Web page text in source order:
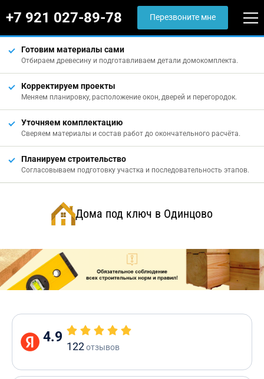
+7 921 027-89-78 Перезвоните мне
Готовим материалы сами
Отбираем древесину и подготавливаем детали домокомплекта.
Корректируем проекты
Меняем планировку, расположение окон, дверей и перегородок.
Уточняем комплектацию
Сверяем материалы и состав работ до окончательного расчёта.
Планируем строительство
Согласовываем подготовку участка и последовательность этапов.
Дома под ключ в Одинцово
4.9
122отзывов